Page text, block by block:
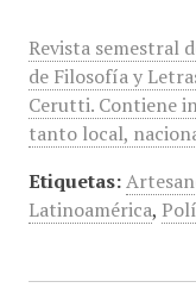
Revista semestral
de Filosofía y
Cerutti. Contiene
tanto local,
Etiquetas:
Latinoamérica,